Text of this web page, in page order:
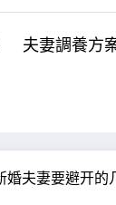
夫妻調養方
婚夫妻要避开的